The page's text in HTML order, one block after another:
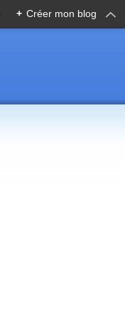
+ Créer mon blog